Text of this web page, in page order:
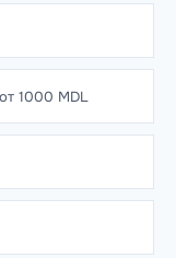
1000 MDL